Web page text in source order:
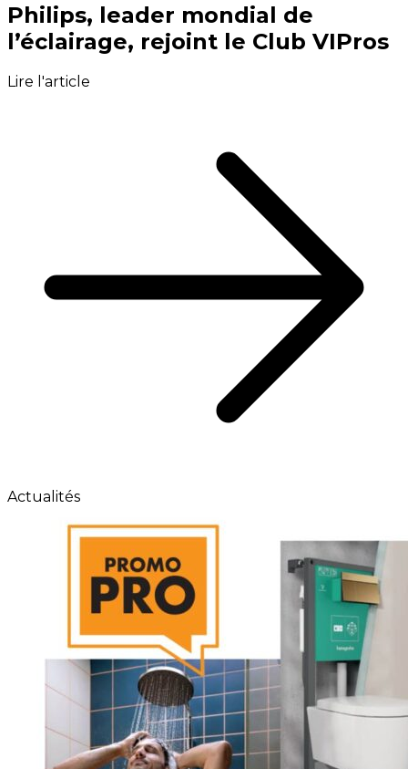
Philips, leader mondial de
l’éclairage, rejoint le Club VIPros
Lire l'article
Actualités